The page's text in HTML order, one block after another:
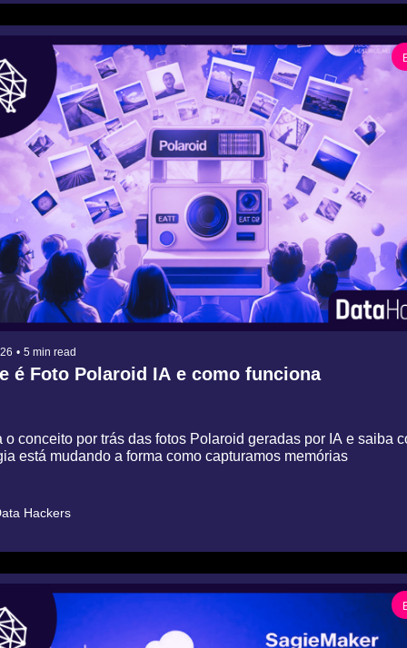
• 5 min read
é Foto Polaroid IA e como funciona
o conceito por trás das fotos Polaroid geradas por IA e saiba
está mudando a forma como capturamos memórias
Hackers